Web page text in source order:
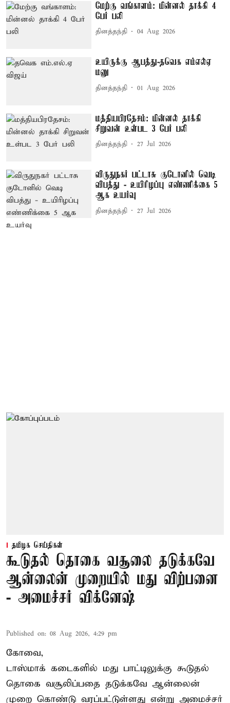
மேற்கு வங்காளம்: மின்னல் தாக்கி 4
பேர் பலி
தினத்தந்தி 04 Aug 2026
உயிருக்கு ஆபத்து-தவெக எம்எல்ஏ
மனு
தினத்தந்தி 01 Aug 2026
மத்தியபிரதேசம்: மின்னல் தாக்கி
சிறுவன் உள்பட 3 பேர் பலி
தினத்தந்தி 27 Jul 2026
விருதுநகர் பட்டாசு குடோனில் வெடி
விபத்து - உயிரிழப்பு எண்ணிக்கை 5
ஆக உயர்வு
தினத்தந்தி 27 Jul 2026
தமிழக செய்திகள்
கூடுதல் தொகை வசூலை தடுக்கவே
ஆன்லைன் முறையில் மது விற்பனை
- அமைச்சர் விக்னேஷ்
Published on: 08 Aug 2026, 4:29 pm
கோவை,
டாஸ்மாக் கடைகளில் மது பாட்டிலுக்கு கூடுதல்
தொகை வசூலிப்பதை தடுக்கவே ஆன்லைன்
முறை கொண்டு வரப்பட்டுள்ளது என்று அமைச்சர்